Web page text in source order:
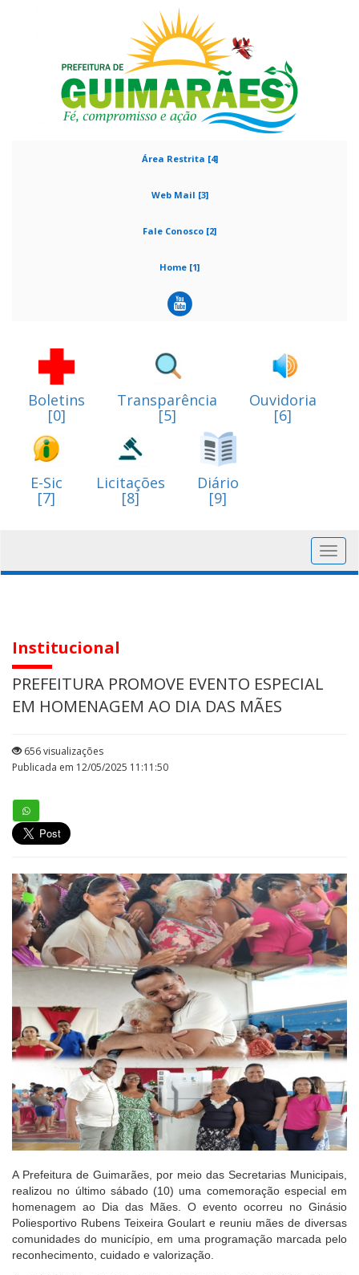
Área Restrita [4]
Web Mail [3]
Fale Conosco [2]
Home [1]
Boletins
[0]
Transparência
[5]
Ouvidoria
[6]
E-Sic
[7]
Licitações
[8]
Diário
[9]
Institucional
PREFEITURA PROMOVE EVENTO ESPECIAL
EM HOMENAGEM AO DIA DAS MÃES
656 visualizações
Publicada em 12/05/2025 11:11:50
A Prefeitura de Guimarães, por meio das Secretarias Municipais,
realizou no último sábado (10) uma comemoração especial em
homenagem ao Dia das Mães. O evento ocorreu no Ginásio
Poliesportivo Rubens Teixeira Goulart e reuniu mães de diversas
comunidades do município, em uma programação marcada pelo
reconhecimento, cuidado e valorização.